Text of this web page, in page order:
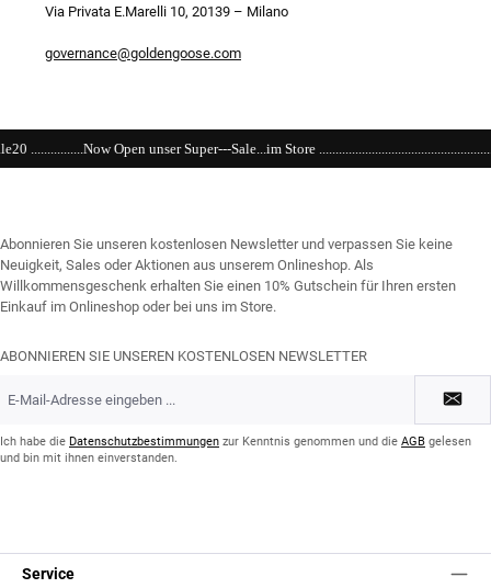
Via Privata E.Marelli 10, 20139 – Milano
governance@goldengoose.com
unser Super---Sale...im Store
Abonnieren Sie unseren kostenlosen Newsletter und verpassen Sie keine
Neuigkeit, Sales oder Aktionen aus unserem Onlineshop. Als
Willkommensgeschenk erhalten Sie einen 10% Gutschein für Ihren ersten
Einkauf im Onlineshop oder bei uns im Store.
ABONNIEREN SIE UNSEREN KOSTENLOSEN NEWSLETTER
Mail-
*Ich habe die Datenschutzbestimmungen zur Kenntnis genommen und die AGB gelesen
und bin mit ihnen einverstanden.
Service